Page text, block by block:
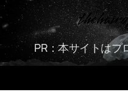
S
k
t
c
PR：本サイトはプ